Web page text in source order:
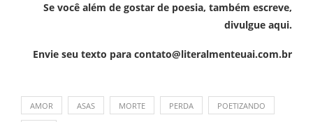
Se você além de gostar de poesia, também escreve,
divulgue aqui.
Envie seu texto para contato@literalmenteuai.com.br
AMOR ASAS MORTE PERDA POETIZANDO